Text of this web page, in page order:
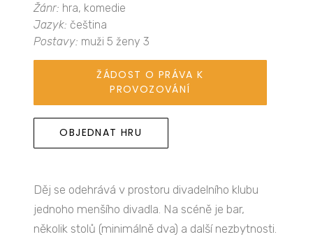
Žánr: hra, komedie
Jazyk: čeština
Postavy: muži 5 ženy 3
ŽÁDOST O PRÁVA K
PROVOZOVÁNÍ
OBJEDNAT HRU
Děj se odehrává v prostoru divadelního klubu
jednoho menšího divadla. Na scéně je bar,
několik stolů (minimálně dva) a další nezbytnosti.